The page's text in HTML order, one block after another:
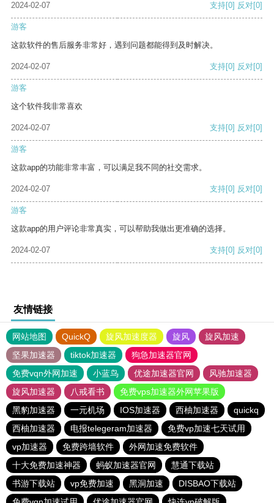
2024-02-07 支持[0] 反对[0]
游客
这款软件的售后服务非常好，遇到问题都能得到及时解决。
2024-02-07 支持[0] 反对[0]
游客
这个软件我非常喜欢
2024-02-07 支持[0] 反对[0]
游客
这款app的功能非常丰富，可以满足我不同的社交需求。
2024-02-07 支持[0] 反对[0]
游客
这款app的用户评论非常真实，可以帮助我做出更准确的选择。
2024-02-07 支持[0] 反对[0]
友情链接
网站地图 QuickQ 旋风加速度器 旋风
旋风加速
坚果加速器
tiktok加速器
狗急加速器官网
免费vqn外网加速
小蓝鸟 优途加速器官网
风驰加速器
旋风加速器
八戒看书
免费vps加速器外网苹果版
黑豹加速器
一元机场 IOS加速器 西柚加速器
quickq
西柚加速器
电报telegeram加速器
免费vp加速七天试用
vp加速器
免费跨墙软件
外网加速免费软件
十大免费加速神器
蚂蚁加速器官网
慧通下载站
书游下载站
vp免费加速 黑洞加速
DISBAO下载站